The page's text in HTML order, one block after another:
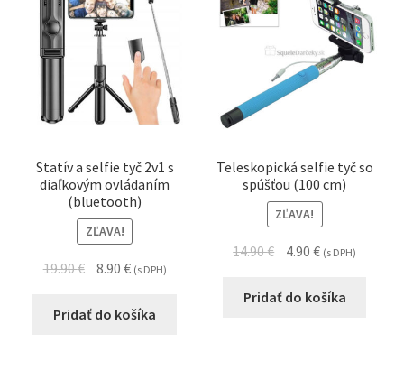
Statív a selfie tyč 2v1 s
diaľkovým ovládaním
(bluetooth)
ZĽAVA!
19.90€ 8.90 € (s DPH)
Pridať do košíka
Teleskopická selfie tyč so
spúšťou (100 cm)
ZĽAVA!
14.90€ 4.90€ (s DPH)
Pridať do košíka